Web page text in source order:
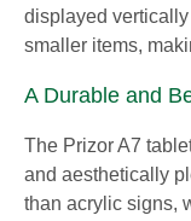
displayed
smaller items,
A Durable and
The Prizor A7
and aesthetically
than acrylic signs,